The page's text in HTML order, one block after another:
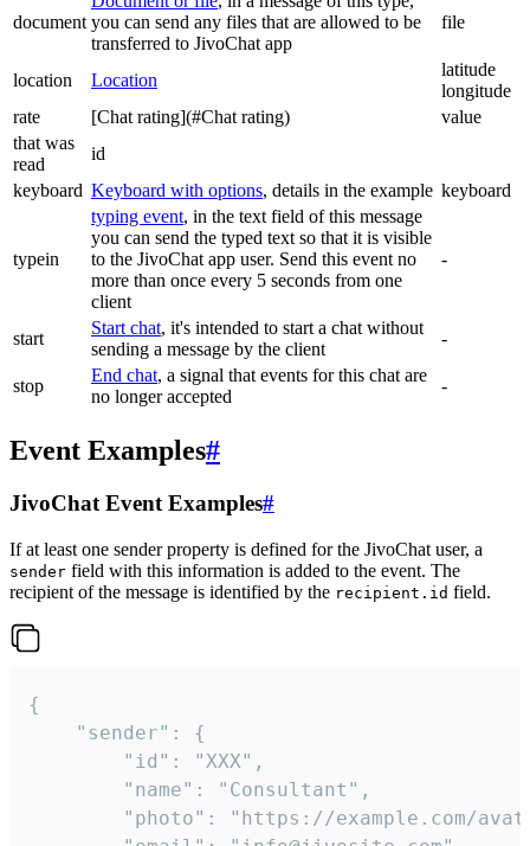
document you can send any files that are allowed to be
transferred to JivoChat app
file
location Location
latitude
longitude
rate
[Chat rating](#Chat rating)
value
that was
read
id
keyboard Keyboard with options, details in the example keyboard
typein
typing event, in the text field of this message
you can send the typed text so that it is visible
to the JivoChat app user. Send this event no
more than once every 5 seconds from one
client
-
start
Start chat, it's intended to start a chat without
sending a message by the client
-
stop
End chat, a signal that events for this chat are
no longer accepted
-
Event Examples#
JivoChat Event Examples#
If at least one sender property is defined for the JivoChat user, a
sender field with this information is added to the event. The
recipient of the message is identified by the recipient.id field.
{